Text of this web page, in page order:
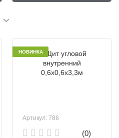
НОВИНКА
Артикул: 786
(0)